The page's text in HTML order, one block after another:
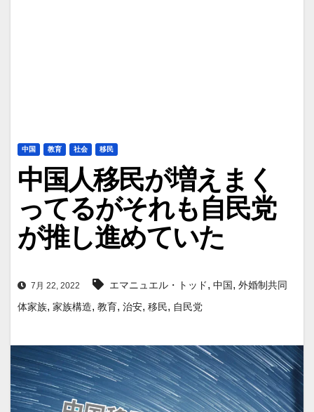
中国 教育 社会 移民
中国人移民が増えまく
ってるがそれも自民党
が推し進めていた
7月 22, 2022 エマニュエル・トッド, 中国, 外婚制共同
体家族, 家族構造, 教育, 治安, 移民, 自民党